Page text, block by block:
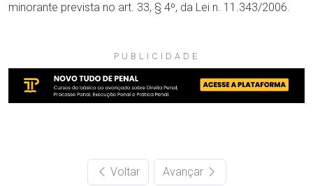
minorante prevista no art. 33, § 4º, da Lei n. 11.343/2006.
PUBLICIDADE
Voltar Avançar